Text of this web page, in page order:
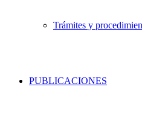
Trámites y
PUBLICACIONES